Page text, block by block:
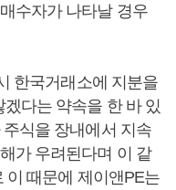
수자가 나타날 경우
한국거래소에 지분을
다는 약속을 한 바 있
식을 장내에서 지속
가 우려된다며 이 같
이 때문에 제이앤PE는